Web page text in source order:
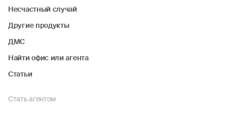
Несчастный случай
Другие продукты
ДМС
Найти офис или агента
Статьи
Стать агентом